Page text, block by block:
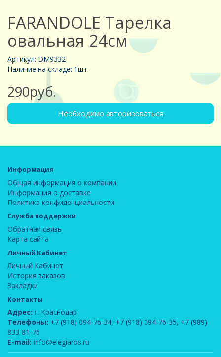
FARANDOLE Тарелка
овальная 24см
Артикул: DM9332
Наличие на складе: 1шт.
290руб.
Необходимо авторизоваться
Информация
Общая информация о компании
Информация о доставке
Политика конфиденциальности
Служба поддержки
Обратная связь
Карта сайта
Личный Кабинет
Личный Кабинет
История заказов
Закладки
Контакты
Адрес: г. Краснодар
Телефоны: +7 (918) 094-76-34, +7 (918) 094-76-35, +7 (989)
833-81-76
E-mail: info@elegiaros.ru